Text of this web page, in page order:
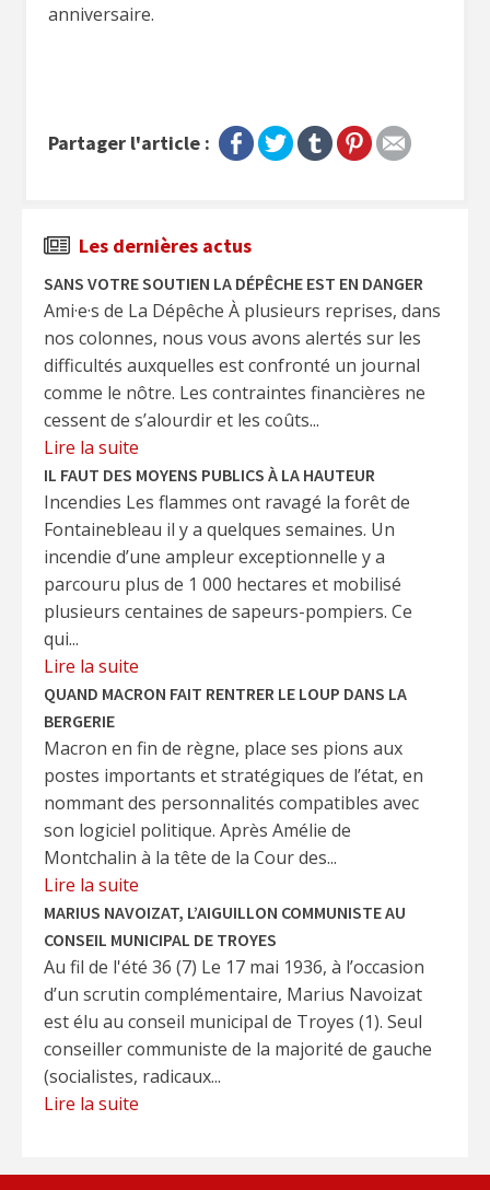
anniversaire.
Partager l'article :
Les dernières actus
SANS VOTRE SOUTIEN LA DÉPÊCHE EST EN DANGER
Ami·e·s de La Dépêche À plusieurs reprises, dans
nos colonnes, nous vous avons alertés sur les
difficultés auxquelles est confronté un journal
comme le nôtre. Les contraintes financières ne
cessent de s’alourdir et les coûts...
Lire la suite
IL FAUT DES MOYENS PUBLICS À LA HAUTEUR
Incendies Les flammes ont ravagé la forêt de
Fontainebleau il y a quelques semaines. Un
incendie d’une ampleur exceptionnelle y a
parcouru plus de 1 000 hectares et mobilisé
plusieurs centaines de sapeurs-pompiers. Ce
qui...
Lire la suite
QUAND MACRON FAIT RENTRER LE LOUP DANS LA
BERGERIE
Macron en fin de règne, place ses pions aux
postes importants et stratégiques de l’état, en
nommant des personnalités compatibles avec
son logiciel politique. Après Amélie de
Montchalin à la tête de la Cour des...
Lire la suite
MARIUS NAVOIZAT, L’AIGUILLON COMMUNISTE AU
CONSEIL MUNICIPAL DE TROYES
Au fil de l'été 36 (7) Le 17 mai 1936, à l’occasion
d’un scrutin complémentaire, Marius Navoizat
est élu au conseil municipal de Troyes (1). Seul
conseiller communiste de la majorité de gauche
(socialistes, radicaux...
Lire la suite